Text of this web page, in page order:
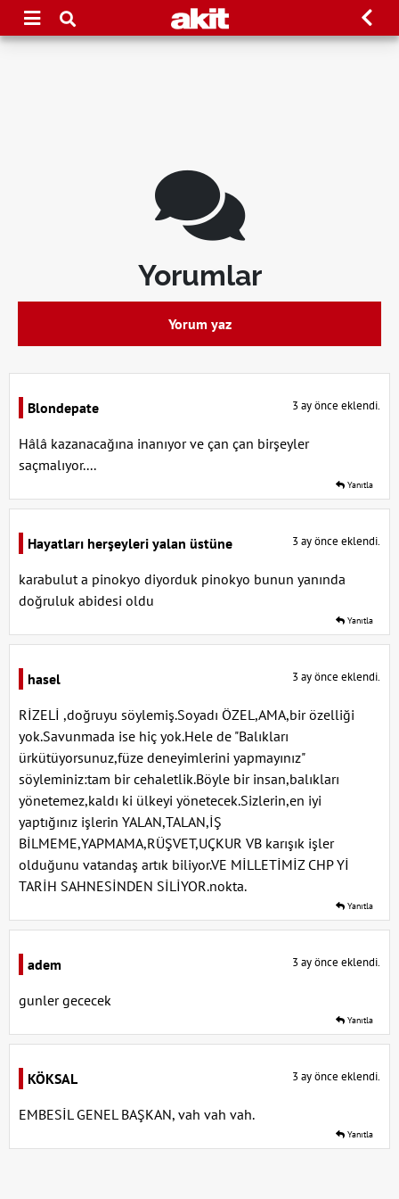
Yorumlar
Yorum yaz
Blondepate 3 ay önce eklendi.
Hâlâ kazanacağına inanıyor ve çan çan birşeyler
saçmalıyor....
Yanıtla
Hayatları herşeyleri yalan üstüne 3 ay önce eklendi.
karabulut a pinokyo diyorduk pinokyo bunun yanında
doğruluk abidesi oldu
Yanıtla
hasel 3 ay önce eklendi.
RİZELİ ,doğruyu söylemiş.Soyadı ÖZEL,AMA,bir özelliği
yok.Savunmada ise hiç yok.Hele de "Balıkları
ürkütüyorsunuz,füze deneyimlerini yapmayınız"
söyleminiz:tam bir cehaletlik.Böyle bir insan,balıkları
yönetemez,kaldı ki ülkeyi yönetecek.Sizlerin,en iyi
yaptığınız işlerin YALAN,TALAN,İŞ
BİLMEME,YAPMAMA,RÜŞVET,UÇKUR VB karışık işler
olduğunu vatandaş artık biliyor.VE MİLLETİMİZ CHP Yİ
TARİH SAHNESİNDEN SİLİYOR.nokta.
Yanıtla
adem 3 ay önce eklendi.
gunler gececek
Yanıtla
KÖKSAL 3 ay önce eklendi.
EMBESİL GENEL BAŞKAN, vah vah vah.
Yanıtla